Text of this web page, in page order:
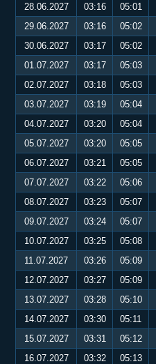
28.06.2027
03:16 05:01
29.06.2027
03:16 05:02
30.06.2027
03:17 05:02
01.07.2027
03:17 05:03
02.07.2027
03:18 05:03
03.07.2027
03:19 05:04
04.07.2027
03:20 05:04
05.07.2027
03:20 05:05
06.07.2027
03:21 05:05
07.07.2027
03:22 05:06
08.07.2027
03:23 05:07
09.07.2027
03:24 05:07
10.07.2027
03:25 05:08
11.07.2027
03:26 05:09
12.07.2027
03:27 05:09
13.07.2027
03:28 05:10
14.07.2027
03:30 05:11
15.07.2027
03:31 05:12
16.07.2027
03:32 05:13